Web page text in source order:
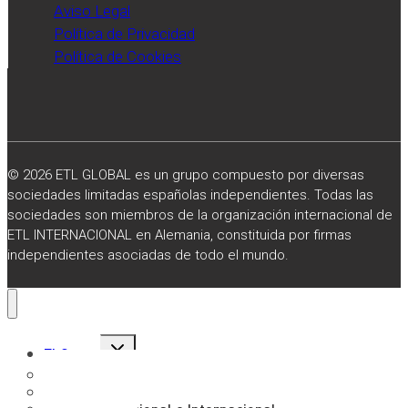
Aviso Legal
Política de Privacidad
Política de Cookies
© 2026 ETL GLOBAL es un grupo compuesto por diversas
sociedades limitadas españolas independientes. Todas las
sociedades son miembros de la organización internacional de
ETL INTERNACIONAL en Alemania, constituida por firmas
independientes asociadas de todo el mundo.
El Grupo
Alternar